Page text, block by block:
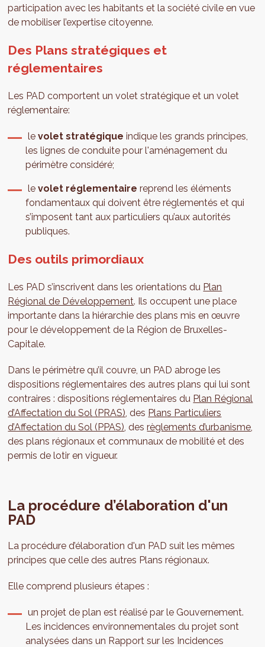
participation avec les habitants et la société civile en vue
de mobiliser l’expertise citoyenne.
Des Plans stratégiques et
réglementaires
Les PAD comportent un volet stratégique et un volet
réglementaire:
levolet stratégique indique les grands principes,
les lignes de conduite pour l'aménagement du
périmètre considéré;
levolet réglementaire reprend les éléments
fondamentaux qui doivent être réglementés et qui
s’imposent tant aux particuliers qu’aux autorités
publiques.
Des outils primordiaux
Les PAD s’inscrivent dans les orientations du Plan
Régional de Développement. Ils occupent une place
importante dans la hiérarchie des plans mis en œuvre
pour le développement de la Région de Bruxelles-
Capitale.
Dans le périmètre qu’il couvre, un PAD abroge les
dispositions réglementaires des autres plans qui lui sont
contraires : dispositions réglementaires du Plan Régional
d’Affectation du Sol (PRAS), des Plans Particuliers
d’Affectation du Sol (PPAS), desrèglements d’urbanisme,
des plans régionaux et communaux de mobilité et des
permis de lotir en vigueur.
La procédure d’élaboration d'un
PAD
La procédure d’élaboration d'un PAD suit les mêmes
principes que celle des autres Plans régionaux.
Elle comprend plusieurs étapes :
un projet de plan est réalisé par le Gouvernement.
Les incidences environnementales du projet sont
analysées dans un Rapport sur les Incidences